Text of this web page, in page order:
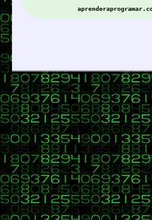
Buenas, lo más normal es tratar
Buenas, para escribir en los foros
No sé si entiendo lo que quieres
En este código (no demasiado
- Creo un array de cadenas que
- Creo un array de supuestos
- Recorro el array de tipoDato, y
Nota: no se recomienda la
El código: